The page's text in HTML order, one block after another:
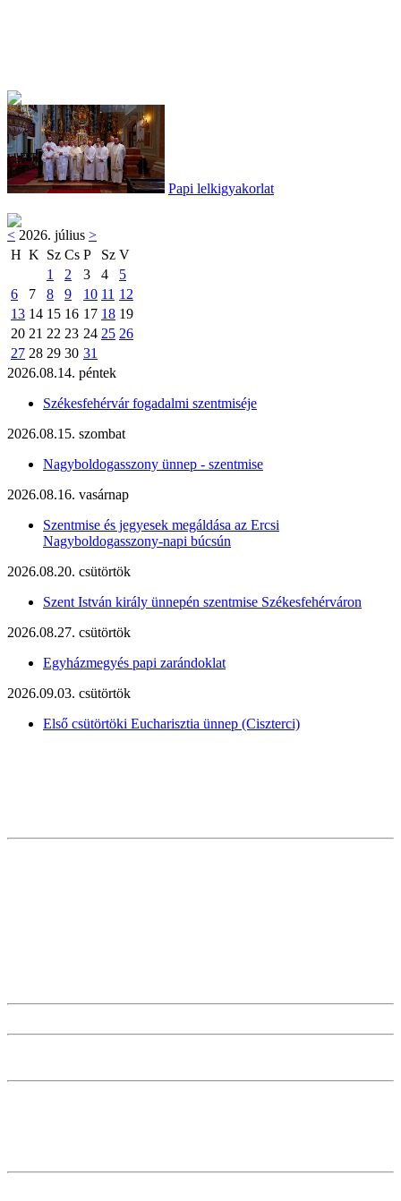
Papi lelkigyakorlat
< 2026. július >
H K Sz Cs P Sz V
1
2 3 4
5
6
7 8 9 10 11 12
13 14 15 16 17 18 19
20 21 22 23 24 25 26
27 28 29 30 31
2026.08.14. péntek
Székesfehérvár fogadalmi szentmiséje
2026.08.15. szombat
Nagyboldogasszony ünnep - szentmise
2026.08.16. vasárnap
Szentmise és jegyesek megáldása az Ercsi
Nagyboldogasszony-napi búcsún
2026.08.20. csütörtök
Szent István király ünnepén szentmise Székesfehérváron
2026.08.27. csütörtök
Egyházmegyés papi zarándoklat
2026.09.03. csütörtök
Első csütörtöki Eucharisztia ünnep (Ciszterci)